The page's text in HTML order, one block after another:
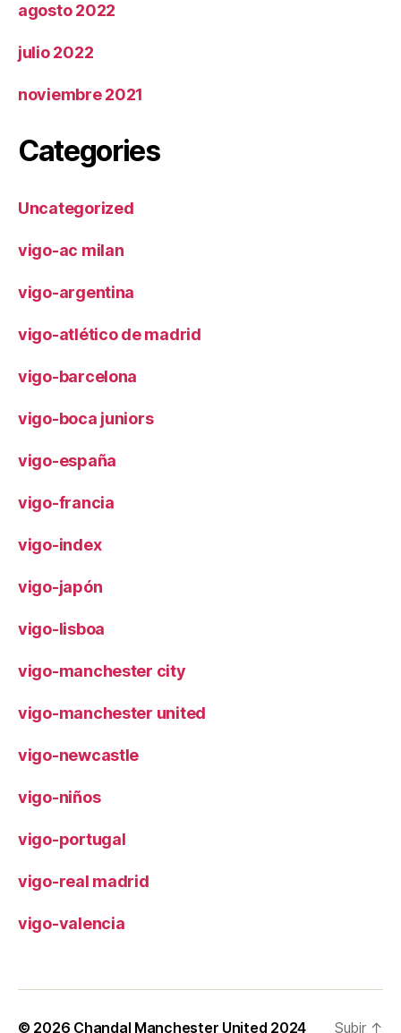
agosto 2022
julio 2022
noviembre 2021
Categories
Uncategorized
vigo-ac milan
vigo-argentina
vigo-atlético de madrid
vigo-barcelona
vigo-boca juniors
vigo-españa
vigo-francia
vigo-index
vigo-japón
vigo-lisboa
vigo-manchester city
vigo-manchester united
vigo-newcastle
vigo-niños
vigo-portugal
vigo-real madrid
vigo-valencia
© 2026 Chandal Manchester United 2024 Subir ↑